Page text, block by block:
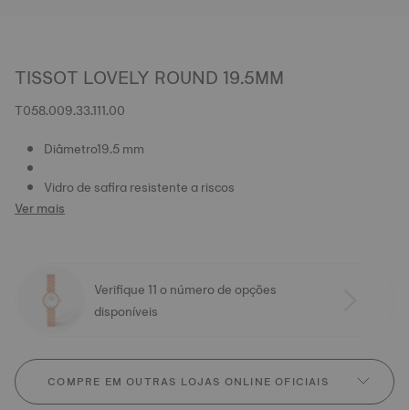
TISSOT LOVELY ROUND 19.5MM
T058.009.33.111.00
Diâmetro19.5 mm
Vidro de safira resistente a riscos
Ver mais
Verifique 11 o número de opções
disponíveis
COMPRE EM OUTRAS LOJAS ONLINE OFICIAIS